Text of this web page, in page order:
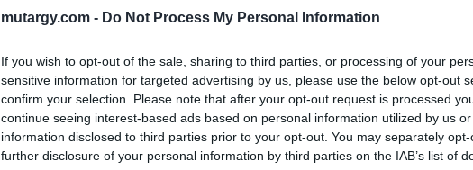
mutargy.com - Do Not Process My Personal Information
If you wish to opt-out of the sale, sharing to third parties, or processing of your
sensitive information for targeted advertising by us, please use the below opt-out
confirm your selection. Please note that after your opt-out request is processed
continue seeing interest-based ads based on personal information utilized by us
information disclosed to third parties prior to your opt-out. You may separately
further disclosure of your personal information by third parties on the IAB’s list of
Eladó:
Cím: Müller
Nagyházi
1055
Telefon: +361